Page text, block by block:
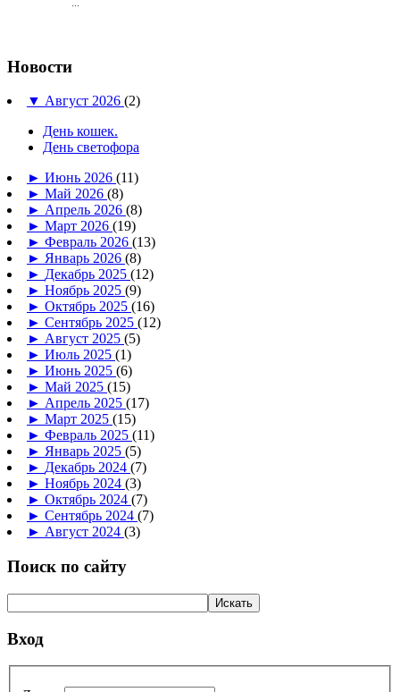
...
Новости
▼ Август 2026 (2)
День кошек.
День светофора
► Июнь 2026 (11)
► Май 2026 (8)
► Апрель 2026 (8)
► Март 2026 (19)
► Февраль 2026 (13)
► Январь 2026 (8)
► Декабрь 2025 (12)
► Ноябрь 2025 (9)
► Октябрь 2025 (16)
► Сентябрь 2025 (12)
► Август 2025 (5)
► Июль 2025 (1)
► Июнь 2025 (6)
► Май 2025 (15)
► Апрель 2025 (17)
► Март 2025 (15)
► Февраль 2025 (11)
► Январь 2025 (5)
► Декабрь 2024 (7)
► Ноябрь 2024 (3)
► Октябрь 2024 (7)
► Сентябрь 2024 (7)
► Август 2024 (3)
Поиск по сайту
Вход